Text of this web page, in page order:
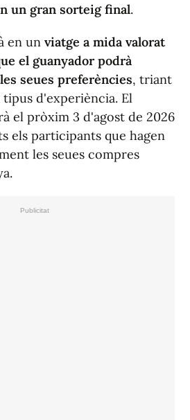
un gran sorteig final.
en un viatge a mida valorat
el guanyador podrà
seues preferències, triant
d'experiència. El
el pròxim 3 d'agost de 2026
els participants que hagen
les seues compres